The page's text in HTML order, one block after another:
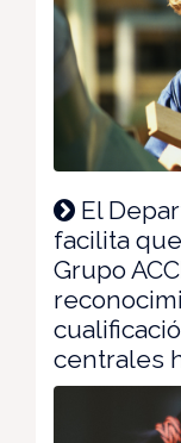
El
facilita
Grupo
centrales